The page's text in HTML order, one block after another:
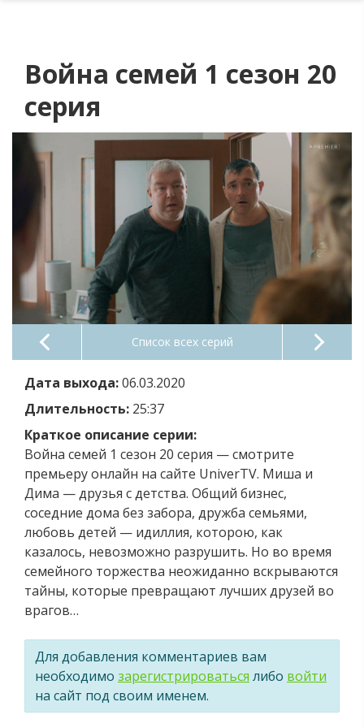
Война семей 1 сезон 20
серия
Список всех серий
Дата выхода:06.03.2020
Длительность: 25:37
Краткое описание серии:
Война семей 1 сезон 20 серия — смотрите
премьеру онлайн на сайте UniverTV. Миша и
Дима — друзья с детства. Общий бизнес,
соседние дома без забора, дружба семьями,
любовь детей — идиллия, которою, как
казалось, невозможно разрушить. Но во время
семейного торжества неожиданно вскрываются
тайны, которые превращают лучших друзей во
врагов…
Для добавления комментариев вам
необходимо зарегистрироваться либо войти
на сайт под своим именем.